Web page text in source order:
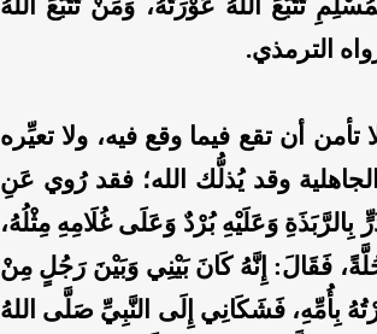
تَتَبَّعَ اللَّهُ عَوْرَتَهُ، وَمَنْ تَتَبَّعَ اللَّهُ
الترمذي.
تأمن أن تقع فيما وقع فيه، ولا تعيِّره
وقد يُذلُّك الله؛ فقد رُوي عَنِ
وَعَلَيْهِ بُرْدٌ وَعَلَى غُلَامِهِ مِثْلُهُ،
فَقَالَ: إِنَّهُ كَانَ بَيْنِي وَبَيْنَ رَجُلٍ مِنْ
بِأُمِّهِ، فَشَكَانِي إِلَى النَّبِيِّ صَلَّى اللهُ